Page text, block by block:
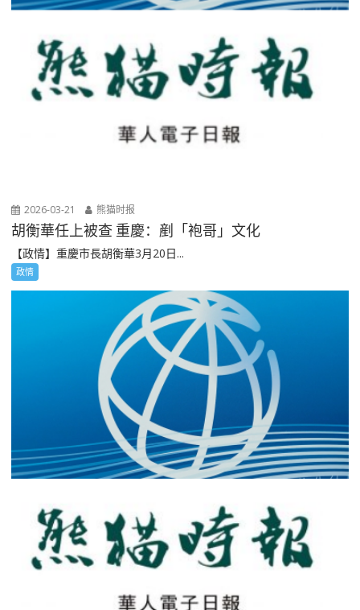
2026-03-21 熊猫时报
胡衡華任上被查 重慶：剷「袍哥」文化
【政情】重慶市長胡衡華3月20日...
政情